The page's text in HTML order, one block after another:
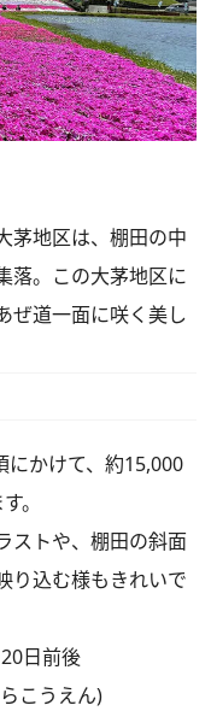
茅地区は、棚田の中
落。この大茅地区に
ぜ道一面に咲く美し
にかけて、約15,000
。
ストや、棚田の斜面
り込む様もきれいで
日前後
こうえん)